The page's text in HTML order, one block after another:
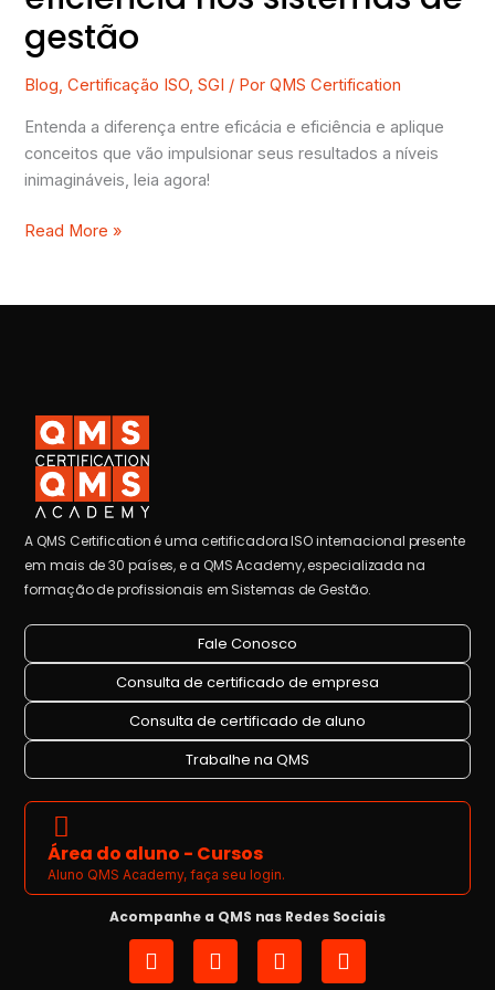
gestão
Blog,Certificação ISO,SGI / PorQMS Certification
Entenda a diferença entre eficácia e eficiência e aplique
conceitos que vão impulsionar seus resultados a níveis
inimagináveis, leia agora!
Read More »
A QMS Certification é uma certificadora ISO internacional presente
em mais de 30 países, e a QMS Academy, especializada na
formação de profissionais em Sistemas de Gestão.
Fale Conosco
Consulta de certificado de empresa
Consulta de certificado de aluno
Trabalhe na QMS
Área do aluno - Cursos
Aluno QMS Academy, faça seu login.
Acompanhe a QMS nas Redes Sociais
I
n
L
i
Y
o
F
a